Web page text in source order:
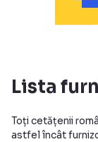
Lista
Toți cetățenii
astfel încât